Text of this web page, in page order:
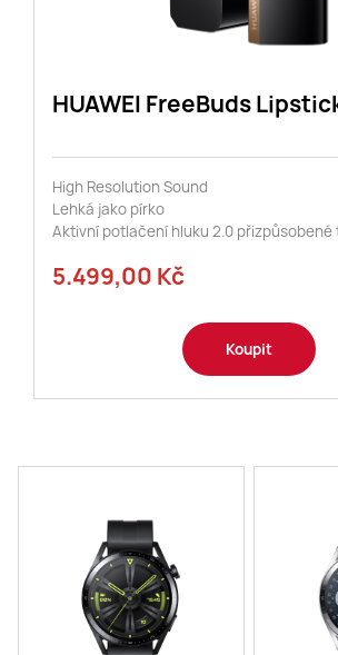
HUAWEI FreeBuds
High Resolution Sound
Lehká jako pírko
Aktivní potlačení hluku 2.0 přizpůsobené
5.499,00 Kč
Koupit